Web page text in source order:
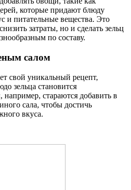
которые придают блюду
и питательные вещества. Это
затраты, но и сделать зельц
по составу.
салом
свой уникальный рецепт,
зельца становится
стараются добавить в
сала, чтобы достичь
вкуса.